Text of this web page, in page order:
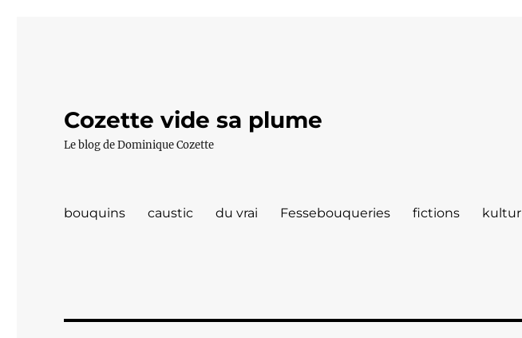
Cozette vide sa plume
Le blog de Dominique Cozette
bouquins caustic du vrai Fessebouqueries fictions kultur